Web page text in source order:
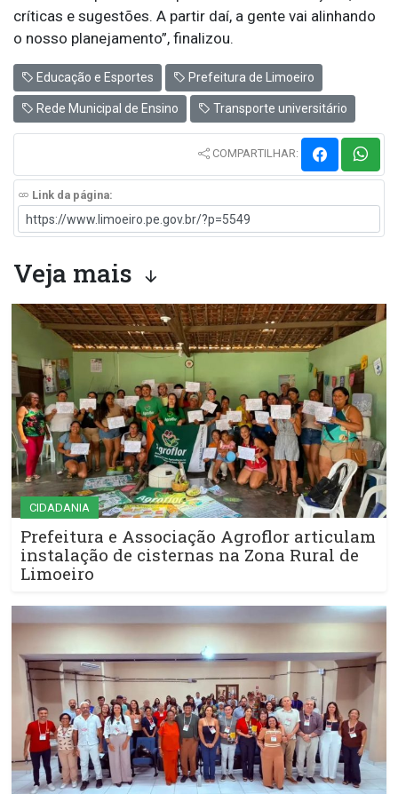
críticas e sugestões. A partir daí, a gente vai alinhando
o nosso planejamento”, finalizou.
Educação e Esportes Prefeitura de Limoeiro
Rede Municipal de Ensino Transporte universitário
COMPARTILHAR:
Link da página:
Veja mais
CIDADANIA
Prefeitura e Associação Agroflor articulam
instalação de cisternas na Zona Rural de
Limoeiro